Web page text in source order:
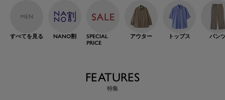
すべてを見る NANO割
SPECIAL
PRICE
アウター トップス パン
FEATURES
特集